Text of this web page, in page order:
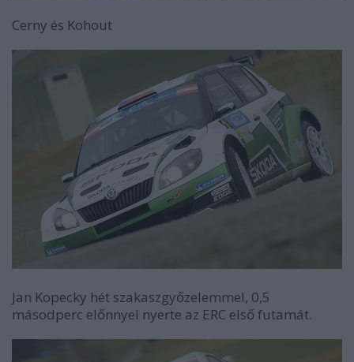
Cerny és Kohout
Jan Kopecky hét szakaszgyőzelemmel, 0,5
másodperc előnnyel nyerte az ERC első futamát.